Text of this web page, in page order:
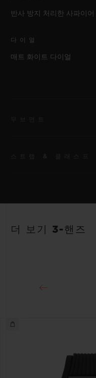
반사 방지 처리한 사파이어
다이얼
매트 화이트 다이얼
40시간
스트랩
더 보기 3-핸즈